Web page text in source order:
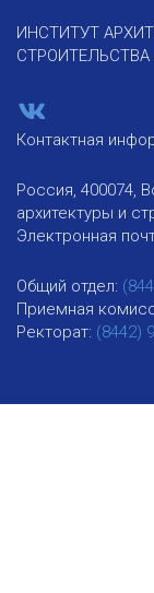
ИНСТИТУТ
СТРОИТЕЛЬСТВА
Контактная
Россия, 400074,
архитектуры и
Электронная
Общий отдел:
Приемная
Ректорат: (8442)